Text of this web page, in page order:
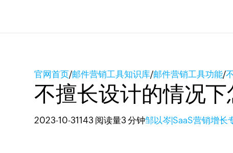
官网首页/邮件营销工具知识库/邮件营销工具功能/
不擅长设计的情况
2023-10-31143 阅读量3 分钟邹以岑|SaaS营销增长